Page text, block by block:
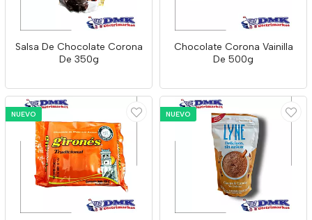
Salsa De Chocolate Corona
De 350g
Chocolate Corona Vainilla
De 500g
NUEVO NUEVO